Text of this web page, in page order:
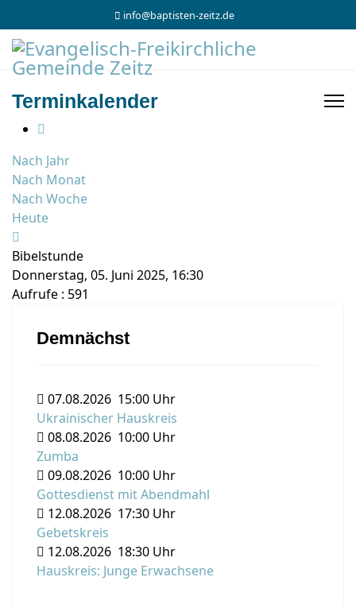
info@baptisten-zeitz.de
Terminkalender
Nach Jahr
Nach Monat
Nach Woche
Heute
Bibelstunde
Donnerstag, 05. Juni 2025, 16:30
Aufrufe : 591
Demnächst
07.08.2026 15:00 Uhr
Ukrainischer Hauskreis
08.08.2026 10:00 Uhr
Zumba
09.08.2026 10:00 Uhr
Gottesdienst mit Abendmahl
12.08.2026 17:30 Uhr
Gebetskreis
12.08.2026 18:30 Uhr
Hauskreis: Junge Erwachsene